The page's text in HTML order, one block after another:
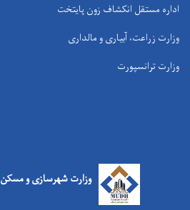
اداره مستقل انکشاف زون پایتخت
وزارت زراعت، آبیاری و مالداری
وزارت ترانسپورت
وزارت شهرسازی و مسکن